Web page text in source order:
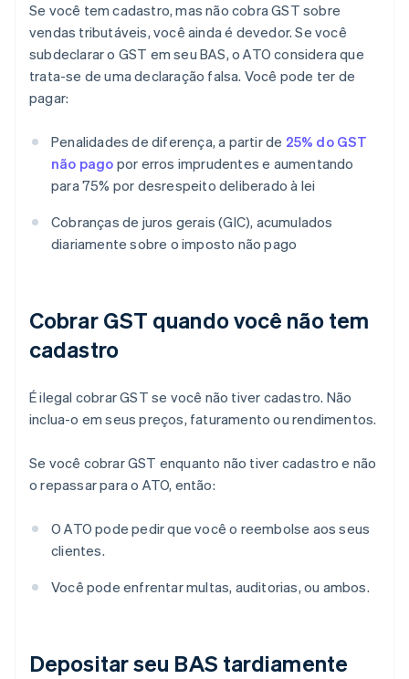
Se você tem cadastro, mas não cobra GST sobre
vendas tributáveis, você ainda é devedor. Se você
subdeclarar o GST em seu BAS, o ATO considera que
trata-se de uma declaração falsa. Você pode ter de
pagar:
Penalidades de diferença, a partir de 25% do GST
não pago por erros imprudentes e aumentando
para 75% por desrespeito deliberado à lei
Cobranças de juros gerais (GIC), acumulados
diariamente sobre o imposto não pago
Cobrar GST quando você não tem
cadastro
É ilegal cobrar GST se você não tiver cadastro. Não
inclua-o em seus preços, faturamento ou rendimentos.
Se você cobrar GST enquanto não tiver cadastro e não
o repassar para o ATO, então:
O ATO pode pedir que você o reembolse aos seus
clientes.
Você pode enfrentar multas, auditorias, ou ambos.
Depositar seu BAS tardiamente